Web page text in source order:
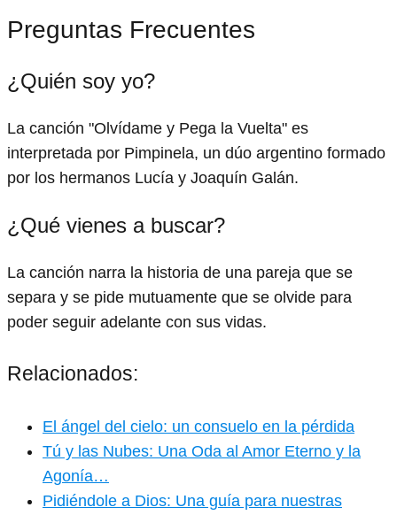
Preguntas Frecuentes
¿Quién soy yo?
La canción "Olvídame y Pega la Vuelta" es
interpretada por Pimpinela, un dúo argentino formado
por los hermanos Lucía y Joaquín Galán.
¿Qué vienes a buscar?
La canción narra la historia de una pareja que se
separa y se pide mutuamente que se olvide para
poder seguir adelante con sus vidas.
Relacionados:
El ángel del cielo: un consuelo en la pérdida
Tú y las Nubes: Una Oda al Amor Eterno y la
Agonía…
Pidiéndole a Dios: Una guía para nuestras